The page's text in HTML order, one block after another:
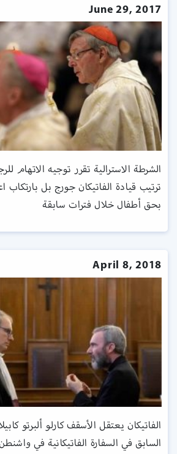
June 29, 2017
الشرطة الاسترالية تقرر توجيه الاتهام
ترتيب قيادة الفاتيكان جورج بل بارتكاب
بحق أطفال خلال فترات سابقة
April 8, 2018
الفاتيكان يعتقل الأسقف كارلو ألبرتو
السابق في السفارة الفاتيكانية في